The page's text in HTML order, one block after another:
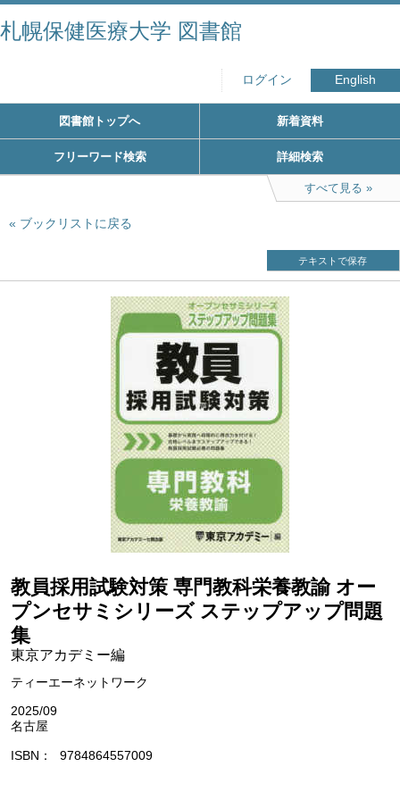
札幌保健医療大学 図書館
ログイン English
図書館トップへ 新着資料
フリーワード検索 詳細検索
すべて見る
ブックリストに戻る
テキストで保存
教員採用試験対策 専門教科栄養教諭 オー
プンセサミシリーズ ステップアップ問題
集
東京アカデミー編
ティーエーネットワーク
2025/09
名古屋
ISBN 9784864557009